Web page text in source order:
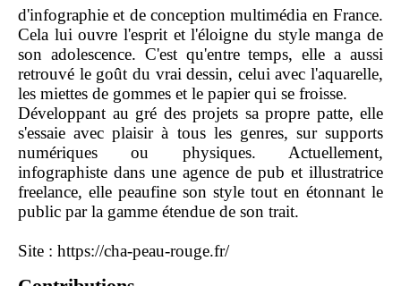
d'infographie et de conception multimédia en France.
Cela lui ouvre l'esprit et l'éloigne du style manga de
son adolescence. C'est qu'entre temps, elle a aussi
retrouvé le goût du vrai dessin, celui avec l'aquarelle,
les miettes de gommes et le papier qui se froisse.
Développant au gré des projets sa propre patte, elle
s'essaie avec plaisir à tous les genres, sur supports
numériques ou physiques. Actuellement,
infographiste dans une agence de pub et illustratrice
freelance, elle peaufine son style tout en étonnant le
public par la gamme étendue de son trait.
Site : https://cha-peau-rouge.fr/